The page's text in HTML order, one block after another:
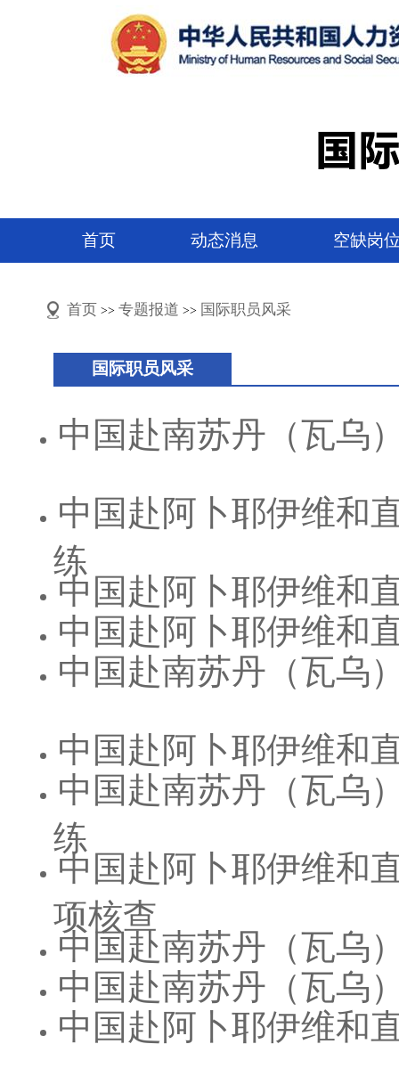
首页 动态消息 空缺岗
首页 >> 专题报道 >> 国际职员风采
国际职员风采
中国赴南苏丹（瓦乌
中国赴阿卜耶伊维和
练
中国赴阿卜耶伊维和
中国赴阿卜耶伊维和
中国赴南苏丹（瓦乌
中国赴阿卜耶伊维和
中国赴南苏丹（瓦乌
练
中国赴阿卜耶伊维和
项核查
中国赴南苏丹（瓦乌
中国赴南苏丹（瓦乌
中国赴阿卜耶伊维和